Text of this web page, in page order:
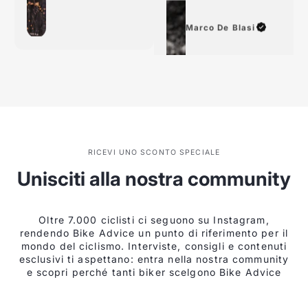
Marco De Blasi
RICEVI UNO SCONTO SPECIALE
Unisciti alla nostra community
Oltre 7.000 ciclisti ci seguono su Instagram,
rendendo Bike Advice un punto di riferimento per il
mondo del ciclismo. Interviste, consigli e contenuti
esclusivi ti aspettano: entra nella nostra community
e scopri perché tanti biker scelgono Bike Advice